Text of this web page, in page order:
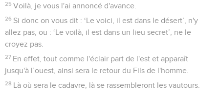
25 Voilà, je vous l'ai annoncé d'avance.
26 Si donc on vous dit : ‘Le voici, il est dans le désert’, n'y
allez pas, ou : ‘Le voilà, il est dans un lieu secret’, ne le
croyez pas.
27 En effet, tout comme l'éclair part de l'est et apparaît
jusqu'à l’ouest, ainsi sera le retour du Fils de l'homme.
28 Là où sera le cadavre, là se rassembleront les vautours.